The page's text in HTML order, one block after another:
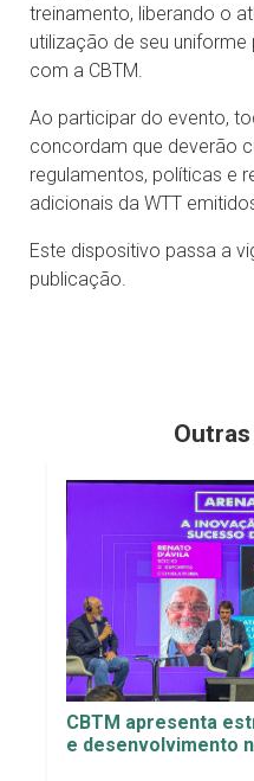
treinamento, liberando o
utilização de seu
com a CBTM.
Ao participar do evento,
concordam que deverão
regulamentos, políticas e
adicionais da WTT
Este dispositivo passa a
publicação.
CBTM apresenta
e desenvolvimento